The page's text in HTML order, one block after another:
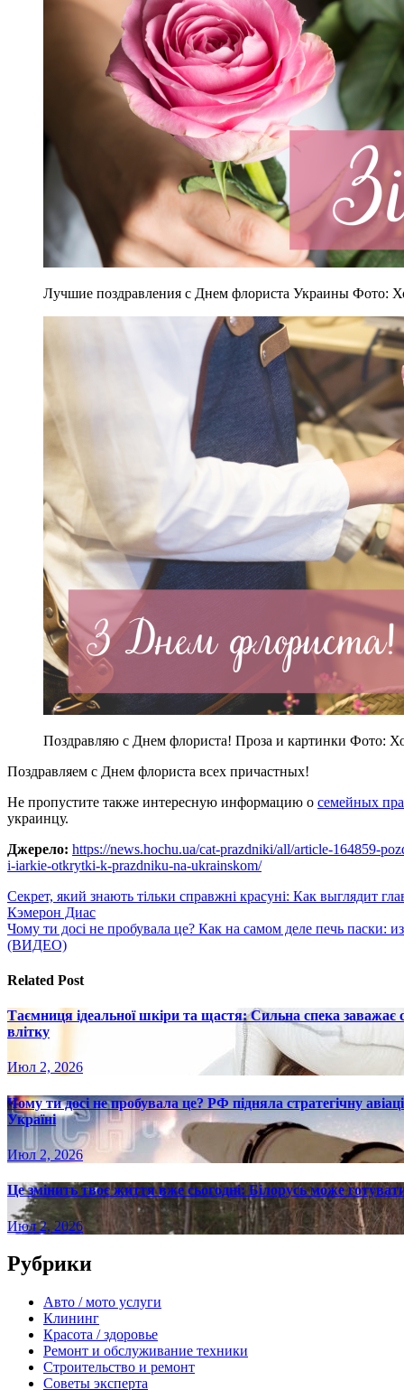
Лучшие поздравления с Днем флориста Украины Фото:
Поздравляю с Днем флориста! Проза и картинки Фото:
Поздравляем с Днем флориста всех причастных!
Не пропустите также интересную информацию о семейных
украинцу.
Джерело: https://news.hochu.ua/cat-prazdniki/all/article-164859-
i-iarkie-otkrytki-k-prazdniku-na-ukrainskom/
Навигация
по
записям
Секрет, який знають тільки справжні красуні: Как выглядит
Кэмерон Диас
Чому ти досі не пробувала це? Как на самом деле печь паски:
(ВИДЕО)
Related Post
Таємниця ідеальної шкіри та щастя: Сильна спека
влітку
Июл 2, 2026
Чому ти досі не пробувала це? РФ підняла стратегічну
Україні
Июл 2, 2026
Це змінить твоє життя вже сьогодні: Білорусь може
Июл 2, 2026
Рубрики
Авто / мото услуги
Клининг
Красота / здоровье
Ремонт и обслуживание техники
Строительство и ремонт
Советы эксперта